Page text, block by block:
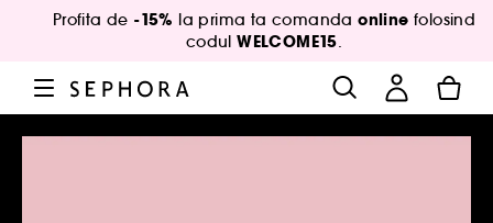
Profita de -15% la prima ta comandaonline folosind
codulWELCOME15.